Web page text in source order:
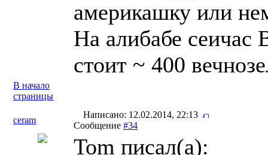
америкашку или
На алибабе сеичас
стоит ~ 400
В начало
страницы
ceram
Написано: 12.02.2014, 22:13
Сообщение #34
Tom писал(a):